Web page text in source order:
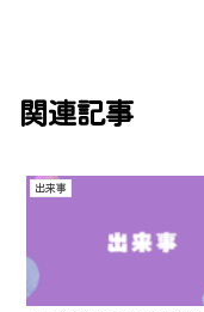
関連記事
出来事